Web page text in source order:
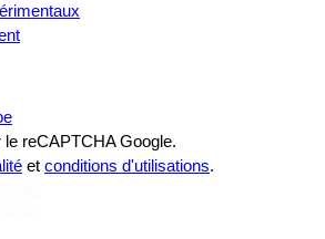
reCAPTCHA Google.
et conditions d'utilisations.